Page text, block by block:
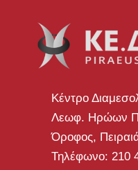
Κέντρο
Λεωφ. Ηρώων
Όροφος,
Τηλέφωνο: 210